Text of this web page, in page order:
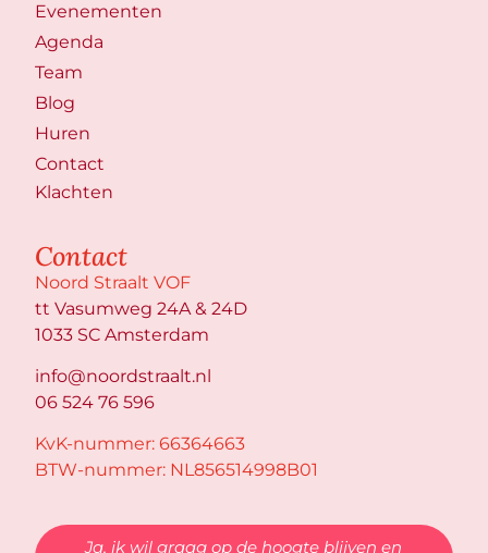
Evenementen
Agenda
Team
Blog
Huren
Contact
Klachten
Contact
Noord Straalt VOF
tt Vasumweg 24A & 24D
1033 SC Amsterdam
info@noordstraalt.nl
06 524 76 596
KvK-nummer: 66364663
BTW-nummer: NL856514998B01
Ja, ik wil graag op de hoogte blijven en